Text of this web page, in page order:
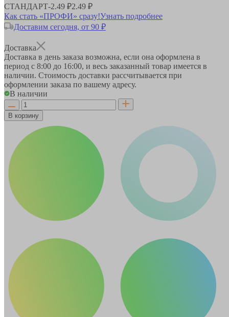
СТАНДАРТ-2.49 ₽2.49 ₽
Как стать «ПРОФИ» сразу!Узнать подробнее
Доставим сегодня, от 90 ₽
Доставка
Доставка в день заказа возможна, если она оформлена в
период с 8:00 до 16:00, и весь заказанный товар имеется в
наличии. Стоимость доставки рассчитывается при
оформлении заказа по вашему адресу.
В наличии
В корзину